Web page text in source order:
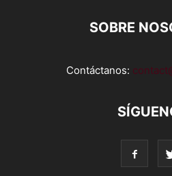
SOBRE
Contáctanos: